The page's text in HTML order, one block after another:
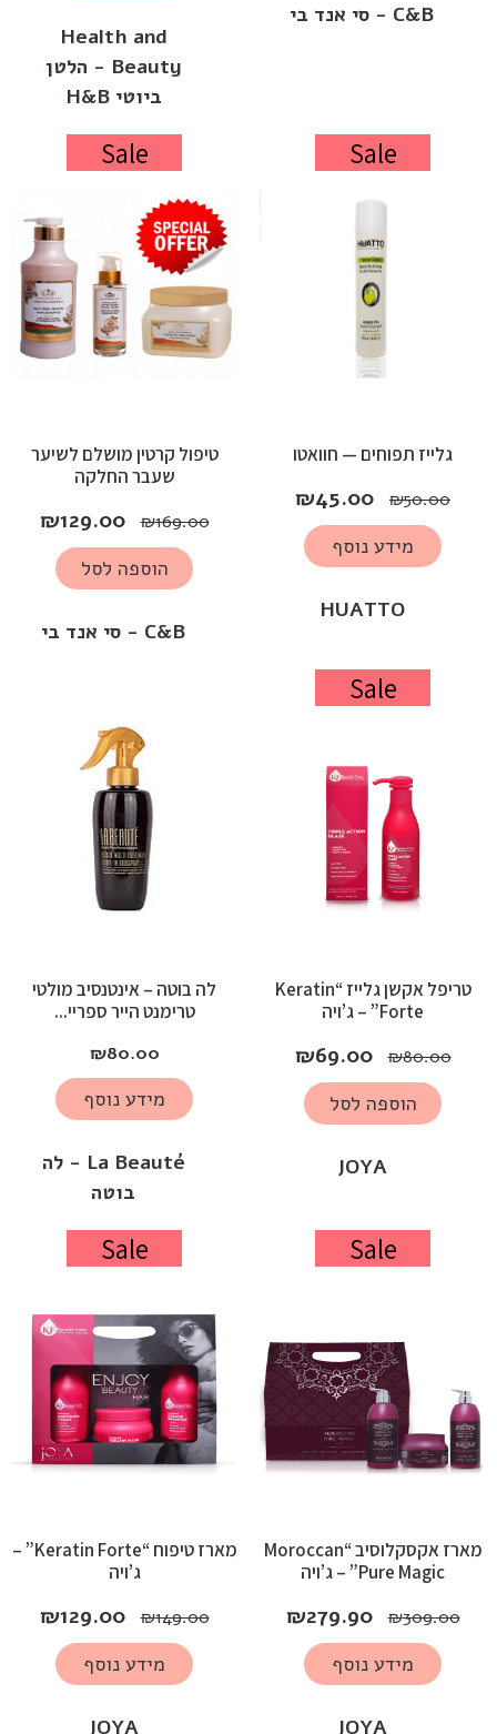
C&B - סי אנד בי
Health and
Beauty - הלטן
ביוטי H&B
Sale
HUATTO
גלייז תפוחים — חוואטו
₪50.00
₪45.00
מידע נוסף
Sale
C&B - סי אנד בי
טיפול קרטין מושלם לשיער
שעבר החלקה
₪169.00
₪129.00
הוספה לסל
Sale
JOYA
טריפל אקשן גלייז “Keratin
Forte” – ג’ויה
₪80.00
₪69.00
הוספה לסל
La Beauté - לה
בוטה
לה בוטה – אינטנסיב מולטי
טרימנט הייר ספריי...
₪80.00
מידע נוסף
Sale
JOYA
מארז אקסקלוסיב “Moroccan
Pure Magic” – ג’ויה
₪309.00
₪279.90
מידע נוסף
Sale
JOYA
מארז טיפוח “Keratin Forte” –
ג’ויה
₪149.00
₪129.00
מידע נוסף